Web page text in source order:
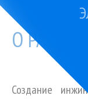
О РАБОТЕ
Создание